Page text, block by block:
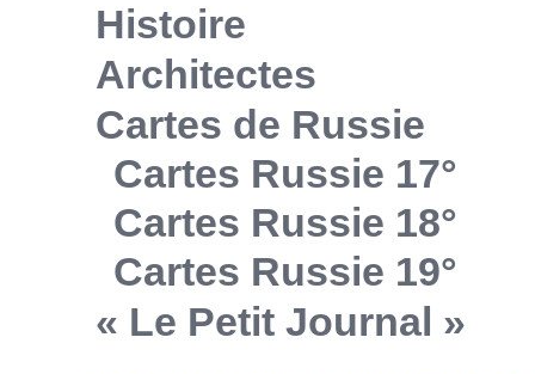
Histoire
Architectes
Cartes de Russie
Cartes Russie 17°
Cartes Russie 18°
Cartes Russie 19°
« Le Petit Journal »